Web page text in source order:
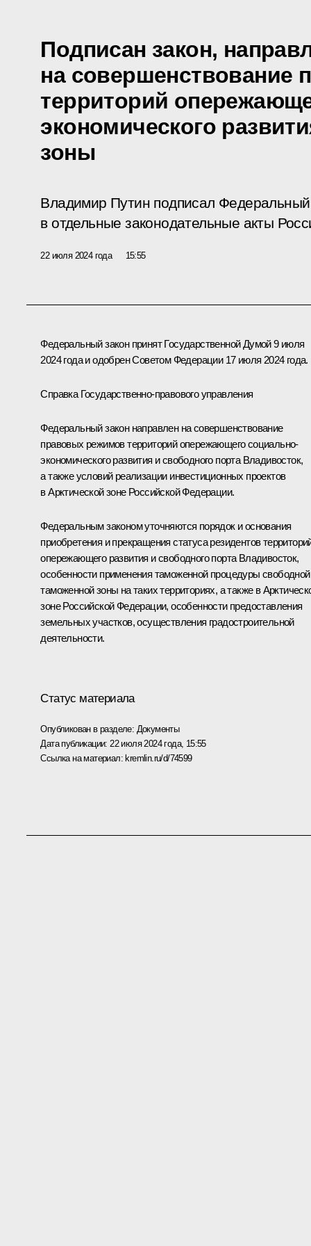
Подписан закон,
на совершенствование
территорий
экономического
зоны
Владимир Путин подписал
в отдельные законодательные акты
22 июля 2024 года 15:55
Федеральный закон принят Государственной Думой 9 июля
2024 года и одобрен Советом Федерации 17 июля 2024 года.
Справка Государственно-правового управления
Федеральный закон направлен на совершенствование
правовых режимов территорий опережающего социально-
экономического развития и свободного порта Владивосток,
а также условий реализации инвестиционных проектов
в Арктической зоне Российской Федерации.
Федеральным законом уточняются порядок и основания
приобретения и прекращения статуса резидентов
опережающего развития и свободного порта Владивосток,
особенности применения таможенной процедуры свободной
таможенной зоны на таких территориях, а также в
зоне Российской Федерации, особенности предоставления
земельных участков, осуществления градостроительной
деятельности.
Статус материала
Опубликован в разделе: Документы
Дата публикации: 22 июля 2024 года, 15:55
Ссылка на материал: kremlin.ru/d/74599